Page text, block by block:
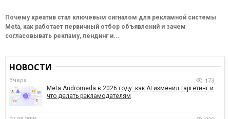
Почему креатив стал ключевым сигналом для рекламной системы
Meta, как работает первичный отбор объявлений и зачем
согласовывать рекламу, лендинг и...
НОВОСТИ
Вчера 173
Meta Andromeda в 2026 году: как AI изменил таргетинг и
что делать рекламодателям